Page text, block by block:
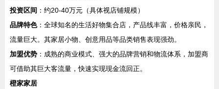
投资区间 ：约20-40万元（具体视店铺规模）
品牌特色：全球知名的生活好物集合店，产品线丰富，价格亲民，
流量巨大。其家居小物、创意用品等品类销售表现强劲。
加盟优势 ：成熟的商业模式、强大的品牌营销和物流体系，加盟商
可借助其巨大客流量，快速实现现金流回正。
橙家家居